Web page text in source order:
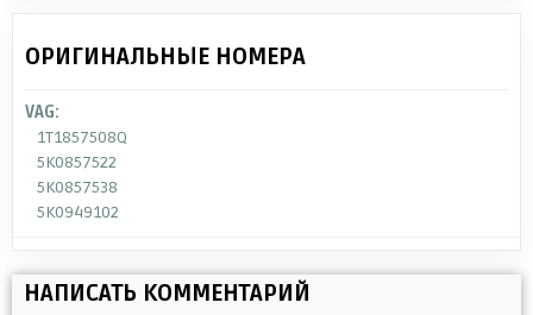
ОРИГИНАЛЬНЫЕ НОМЕРА
VAG:
1T1857508Q
5K0857522
5K0857538
5K0949102
НАПИСАТЬ КОММЕНТАРИЙ